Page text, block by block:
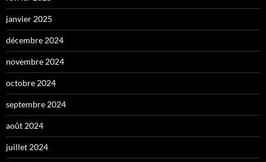
janvier 2025
décembre 2024
novembre 2024
octobre 2024
septembre 2024
août 2024
juillet 2024